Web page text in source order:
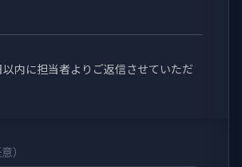
内に担当者よりご返信させていただ
）